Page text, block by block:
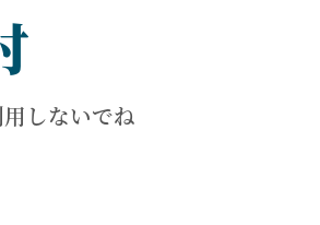
しないでね